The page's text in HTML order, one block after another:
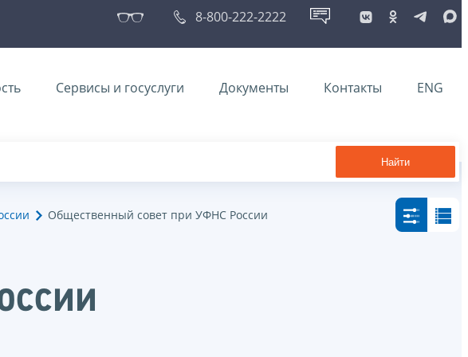
8-800-222-2222
Сервисы и госуслуги Документы Контакты ENG
Найти
Общественный совет при УФНС России